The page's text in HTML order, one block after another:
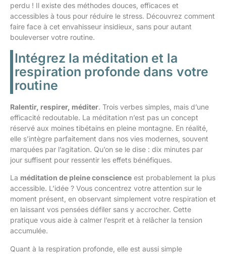
perdu ! Il existe des méthodes douces, efficaces et
accessibles à tous pour réduire le stress. Découvrez comment
faire face à cet envahisseur insidieux, sans pour autant
bouleverser votre routine.
Intégrez la méditation et la
respiration profonde dans votre
routine
Ralentir, respirer, méditer. Trois verbes simples, mais d’une
efficacité redoutable. La méditation n’est pas un concept
réservé aux moines tibétains en pleine montagne. En réalité,
elle s’intègre parfaitement dans nos vies modernes, souvent
marquées par l’agitation. Qu’on se le dise : dix minutes par
jour suffisent pour ressentir les effets bénéfiques.
La méditation de pleine conscience est probablement la plus
accessible. L’idée ? Vous concentrez votre attention sur le
moment présent, en observant simplement votre respiration et
en laissant vos pensées défiler sans y accrocher. Cette
pratique vous aide à calmer l’esprit et à relâcher la tension
accumulée.
Quant à la respiration profonde, elle est aussi simple